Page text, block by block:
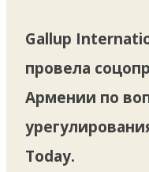
Gallup
провела
Армении по
Today.